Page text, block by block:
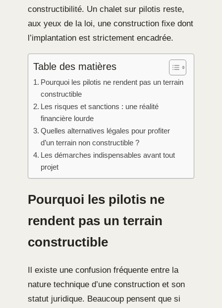
constructibilité. Un chalet sur pilotis reste,
aux yeux de la loi, une construction fixe dont
l’implantation est strictement encadrée.
Table des matières
Pourquoi les pilotis ne rendent pas un terrain
constructible
Les risques et sanctions : une réalité
financière lourde
Quelles alternatives légales pour profiter
d’un terrain non constructible ?
Les démarches indispensables avant tout
projet
Pourquoi les pilotis ne
rendent pas un terrain
constructible
Il existe une confusion fréquente entre la
nature technique d’une construction et son
statut juridique. Beaucoup pensent que si